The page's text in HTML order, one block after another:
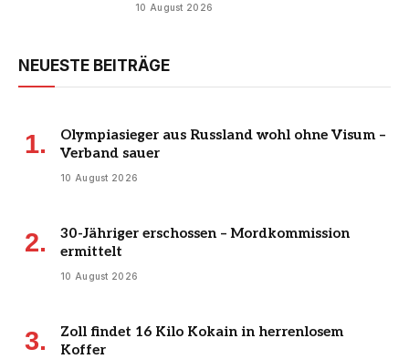
10 August 2026
NEUESTE BEITRÄGE
Olympiasieger aus Russland wohl ohne Visum –
Verband sauer
10 August 2026
30-Jähriger erschossen – Mordkommission
ermittelt
10 August 2026
Zoll findet 16 Kilo Kokain in herrenlosem
Koffer